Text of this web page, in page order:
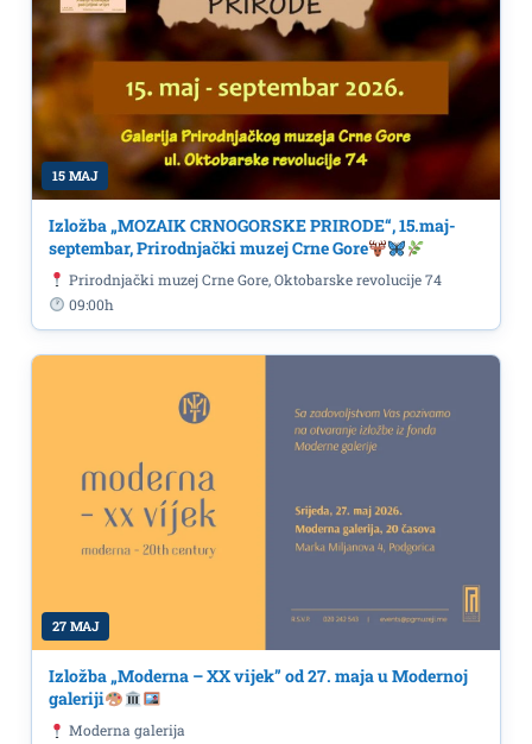
15 MAJ
Izložba „MOZAIK CRNOGORSKE PRIRODE“, 15.maj-
septembar, Prirodnjački muzej Crne Gore
Prirodnjački muzej Crne Gore, Oktobarske revolucije 74
09:00h
27 MAJ
Izložba „Moderna – XX vijek” od 27. maja u Modernoj
galeriji
Moderna galerija